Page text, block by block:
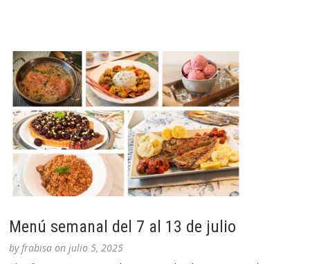
Menú semanal del 7 al 13 de julio
byfrabisa onjulio 5, 2025